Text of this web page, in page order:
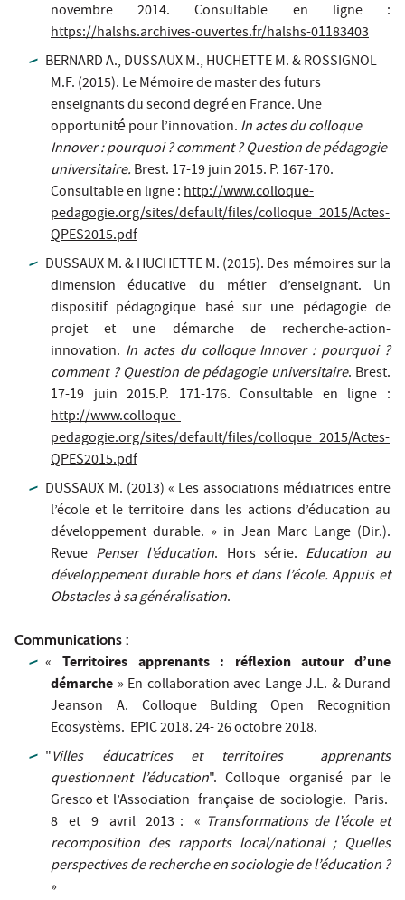
novembre 2014. Consultable en ligne :
https://halshs.archives-ouvertes.fr/halshs-01183403
BERNARD A., DUSSAUX M., HUCHETTE M. & ROSSIGNOL
M.F. (2015). Le Mémoire de master des futurs
enseignants du second degré en France. Une
opportunité́ pour l’innovation. In actes du colloque
Innover : pourquoi ? comment ? Question de pédagogie
universitaire. Brest. 17-19 juin 2015. P. 167-170.
Consultable en ligne :http://www.colloque-
pedagogie.org/sites/default/files/colloque_2015/Actes-
QPES2015.pdf
DUSSAUX M. & HUCHETTE M. (2015). Des mémoires sur la
dimension éducative du métier d’enseignant. Un
dispositif pédagogique basé sur une pédagogie de
projet et une démarche de recherche-action-
innovation. In actes du colloque Innover : pourquoi ?
comment ? Question de pédagogie universitaire. Brest.
17-19 juin 2015.P. 171-176. Consultable en ligne :
http://www.colloque-
pedagogie.org/sites/default/files/colloque_2015/Actes-
QPES2015.pdf
DUSSAUX M. (2013) « Les associations médiatrices entre
l’école et le territoire dans les actions d’éducation au
développement durable. » in Jean Marc Lange (Dir.).
Revue Penser l’éducation. Hors série. Education au
développement durable hors et dans l’école. Appuis et
Obstacles à sa généralisation.
Communications :
« Territoires apprenants : réflexion autour d’une
démarche » En collaboration avec Lange J.L. & Durand
Jeanson A. Colloque Bulding Open Recognition
Ecosystèms. EPIC 2018. 24- 26 octobre 2018.
"Villes éducatrices et territoires apprenants
questionnent l’éducation". Colloque organisé par le
Gresco et l’Association française de sociologie. Paris.
8 et 9 avril 2013 : « Transformations de l’école et
recomposition des rapports local/national ; Quelles
perspectives de recherche en sociologie de l’éducation ?
»